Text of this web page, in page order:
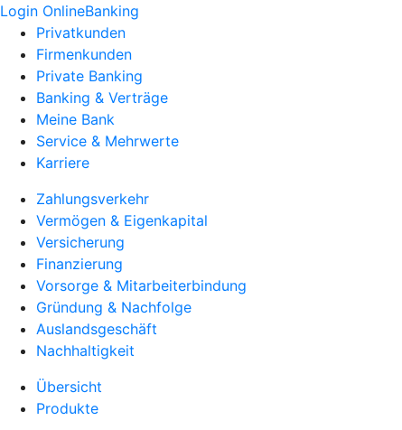
Login OnlineBanking
Privatkunden
Firmenkunden
Private Banking
Banking & Verträge
Meine Bank
Service & Mehrwerte
Karriere
Zahlungsverkehr
Vermögen & Eigenkapital
Versicherung
Finanzierung
Vorsorge & Mitarbeiterbindung
Gründung & Nachfolge
Auslandsgeschäft
Nachhaltigkeit
Übersicht
Produkte